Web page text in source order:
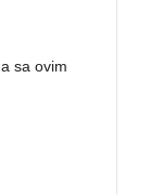
sa ovim